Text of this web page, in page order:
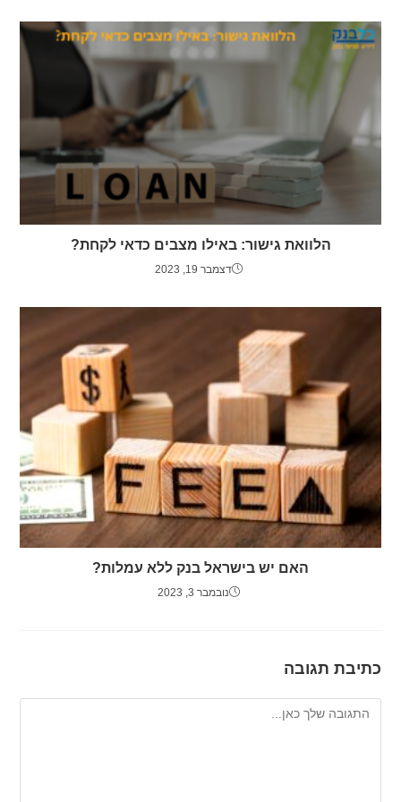
הלוואת גישור: באילו מצבים כדאי לקחת?
דצמבר 19, 2023
האם יש בישראל בנק ללא עמלות?
נובמבר 3, 2023
כתיבת תגובה
להגיב